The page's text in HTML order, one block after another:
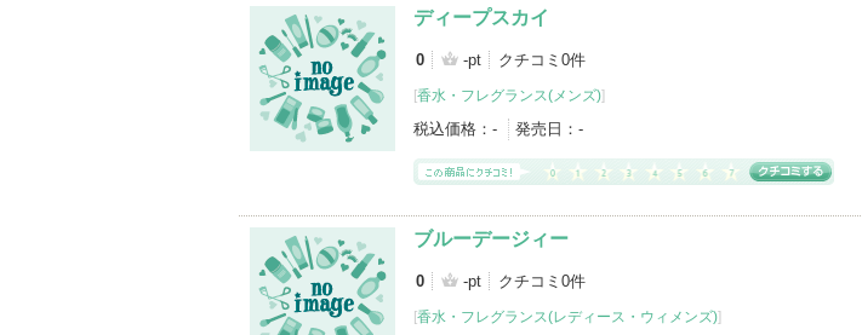
ディープスカイ
0 -pt クチコミ0件
[香水・フレグランス(メンズ)]
税込価格： - 発売日： -
ブルーデージィー
0 -pt クチコミ0件
[香水・フレグランス(レディース・ウィメンズ)]